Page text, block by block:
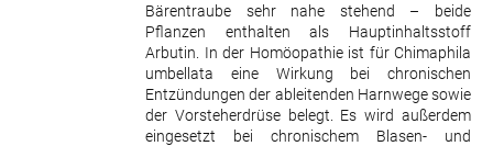
Bärentraube sehr nahe stehend – beide
Pflanzen enthalten als Hauptinhaltsstoff
Arbutin. In der Homöopathie ist für Chimaphila
umbellata eine Wirkung bei chronischen
Entzündungen der ableitenden Harnwege sowie
der Vorsteherdrüse belegt. Es wird außerdem
eingesetzt bei chronischem Blasen- und